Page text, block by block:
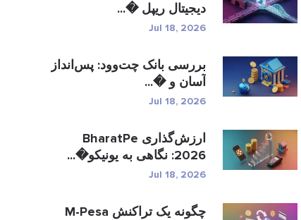
دیجیتال ریپل �...
Jul 18, 2026
بررسی بانک چت‌وود: پس‌انداز
آسان و �...
Jul 18, 2026
ارزش‌گذاری BharatPe
2026: نگاهی به یونیکو�...
Jul 18, 2026
چگونه یک تراکنش M-Pesa